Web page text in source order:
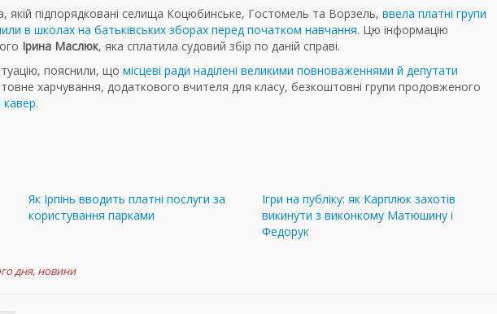
якій підпорядковані селища Коцюбинське, Гостомель та Ворзель, ввела платні групи
в школах на батьківських зборах перед початком навчання. Цю інформацію
Ірина Маслюк, яка сплатила судовий збір по даній справі.
пояснили, що місцеві ради наділені великими повноваженнями й депутати
харчування, додаткового вчителя для класу, безкоштовні групи продовженого
.
Як Ірпінь вводить платні послуги за
користування парками
Ігри на публіку: як Карплюк захотів
викинути з виконкому Матюшину і
Федорук
дня, новини